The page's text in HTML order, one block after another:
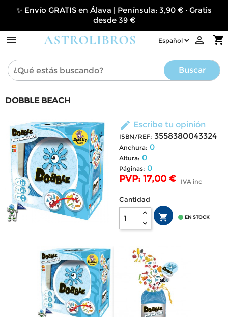
✨ Envío GRATIS en Álava | Península: 3,90 € · Gratis
desde 39 €
 shopping_cart

Buscar
DOBBLE BEACH
edit Escribe tu opinión
ISBN/REF: 3558380043324
Anchura: 0
Altura: 0
Páginas: 0
PVP: 17,00 € IVA inc
Cantidad
  EN STOCK